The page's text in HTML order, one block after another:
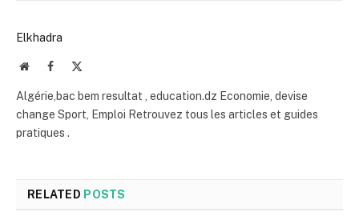
Elkhadra
WebsiteFacebook
Algérie,bac bem resultat , education.dz Economie, devise
change Sport, Emploi Retrouvez tous les articles et guides
pratiques .
RELATED POSTS